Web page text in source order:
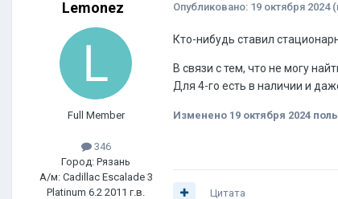
Lemonez
Full Member
346
Город: Рязань
А/м: Cadillac Escalade 3
Platinum 6.2 2011 г.в.
Опубликовано: 19 октября 2024
Кто-нибудь ставил
В связи с тем, что не могу
Для 4-го есть в наличии и
Изменено 19 октября 2024
Цитата